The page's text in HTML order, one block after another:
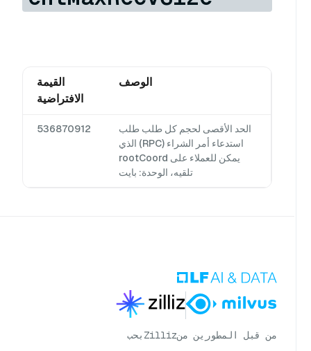
الوصف
القيمة
الافتراضية
الحد الأقصى لحجم كل طلب طلب
استدعاء أمر الشراء (RPC) الذي
يمكن للعملاء على rootCoord
تلقيه، الوحدة: بايت
536870912
من قبل المطورين منZilliz بحب